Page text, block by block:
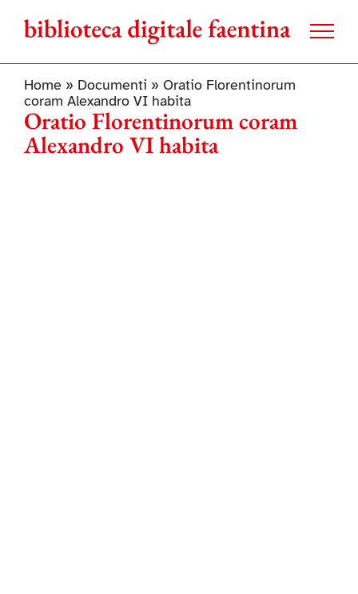
contenuto
Home» Documenti » Oratio Florentinorum
coram Alexandro VI habita
Oratio Florentinorum coram
Alexandro VI habita